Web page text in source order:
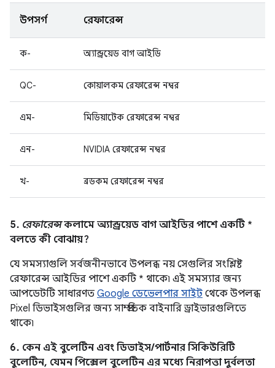
উপসর্গ রেফারেন্স
ক- অ্যান্ড্রয়েড বাগ আইডি
QC- কোয়ালকম রেফারেন্স নম্বর
এম- মিডিয়াটেক রেফারেন্স নম্বর
এন- NVIDIA রেফারেন্স নম্বর
খ- ব্রডকম রেফারেন্স নম্বর
5. রেফারেন্সকলামে অ্যান্ড্রয়েড বাগ আইডির পাশে একটি *
বলতে কী বোঝায়?
যে সমস্যাগুলি সর্বজনীনভাবে উপলব্ধ নয় সেগুলির সংশ্লিষ্ট
রেফারেন্স আইডির পাশে একটি * থাকে৷ এই সমস্যার জন্য
আপডেটটি সাধারণত Google ডেভেলপার সাইট থেকে উপলব্ধ
Pixel ডিভাইসগুলির জন্য সাম্প্রতিক বাইনারি ড্রাইভারগুলিতে
থাকে৷
6. কেন এই বুলেটিন এবং ডিভাইস/পার্টনার সিকিউরিটি
বুলেটিন, যেমন পিক্সেল বুলেটিন এর মধ্যে নিরাপত্তা দুর্বলতা